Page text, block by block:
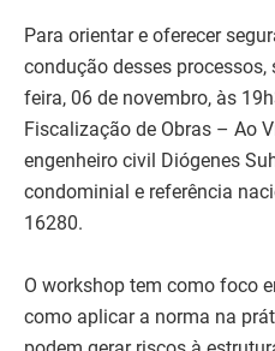
Para orientar e oferecer
condução desses
feira, 06 de novembro, às
Fiscalização de Obras – Ao
engenheiro civil Diógenes
condominial e referência
16280.
O workshop tem como foco
como aplicar a norma na